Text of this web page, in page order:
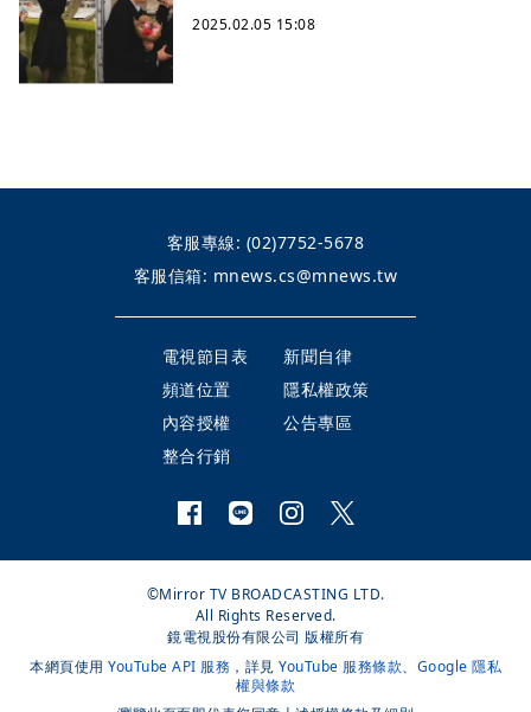
2025.02.05 15:08
客服專線: (02)7752-5678
客服信箱: mnews.cs@mnews.tw
電視節目表
新聞自律
頻道位置
隱私權政策
內容授權
公告專區
整合行銷
©Mirror TV BROADCASTING LTD.
All Rights Reserved.
鏡電視股份有限公司 版權所有
本網頁使用 YouTube API 服務 ，詳見 YouTube 服務條款、 Google 隱私
權與條款